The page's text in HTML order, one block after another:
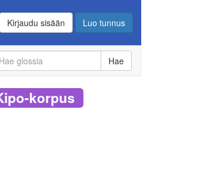
Kirjaudu sisään Luo tunnus
Hae
korpus